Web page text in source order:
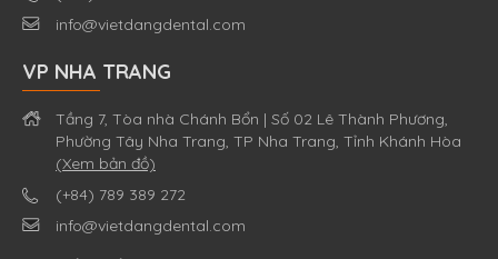
info@vietdangdental.com
VP NHA TRANG
Tầng 7, Tòa nhà Chánh Bổn | Số 02 Lê Thành Phương,
Phường Tây Nha Trang, TP Nha Trang, Tỉnh Khánh Hòa
(Xem bản đồ)
(+84) 789 389 272
info@vietdangdental.com